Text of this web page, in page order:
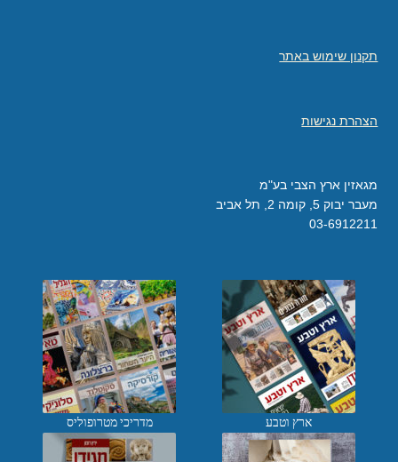
תקנון שימוש באתר
הצהרת נגישות
מגאזין ארץ הצבי בע"מ
מעבר יבוק 5, קומה 2, תל אביב
03-6912211
ארץ וטבע מדריכי מטרופוליס